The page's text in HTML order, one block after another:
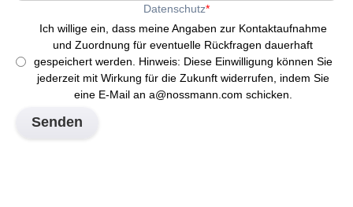
Datenschutz*
Ich willige ein, dass meine Angaben zur Kontaktaufnahme
und Zuordnung für eventuelle Rückfragen dauerhaft
gespeichert werden. Hinweis: Diese Einwilligung können Sie
jederzeit mit Wirkung für die Zukunft widerrufen, indem Sie
eine E-Mail an a@nossmann.com schicken.
Senden